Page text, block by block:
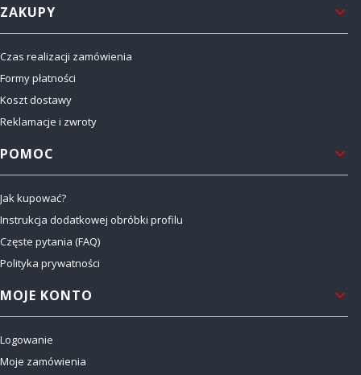
Linki w stopce
ZAKUPY
Czas realizacji zamówienia
Formy płatności
Koszt dostawy
Reklamacje i zwroty
POMOC
Jak kupować?
Instrukcja dodatkowej obróbki profilu
Częste pytania (FAQ)
Polityka prywatności
MOJE KONTO
Logowanie
Moje zamówienia